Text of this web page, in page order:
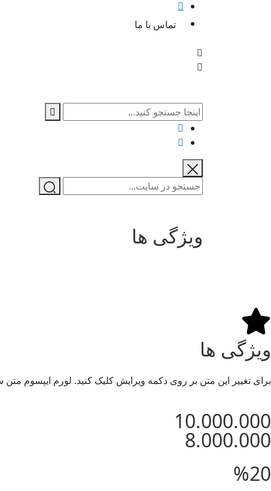
تماس با ما
ویژگی ها
ویژگی ها
برای تغییر این متن بر روی دکمه ویرایش کلیک کنید. لورم ایپسوم
10.000.000
8.000.000
%20